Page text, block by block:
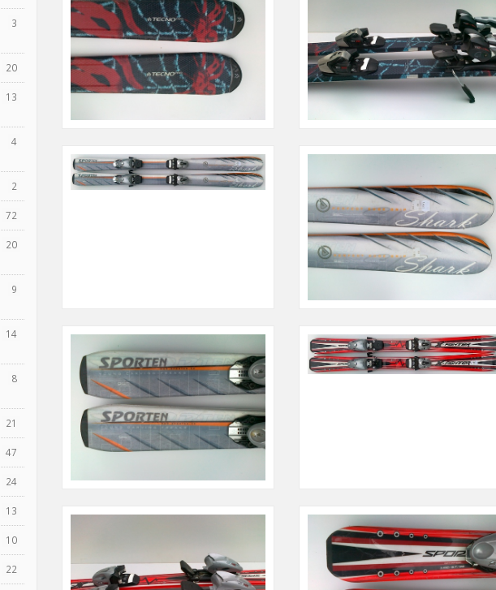
3
20
13
4
2
72
20
9
14
8
21
47
24
13
10
22